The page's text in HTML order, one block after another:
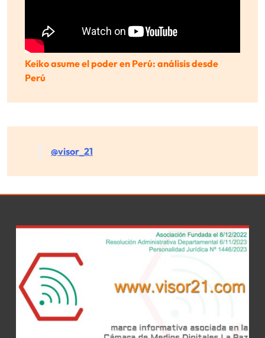
Keiko asume el poder en Perú: análisis desde
Perú
@visor_21